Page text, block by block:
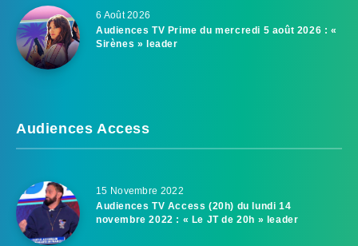
6 Août 2026
Audiences TV Prime du mercredi 5 août 2026 : «
Sirènes » leader
Audiences Access
15 Novembre 2022
Audiences TV Access (20h) du lundi 14
novembre 2022 : « Le JT de 20h » leader